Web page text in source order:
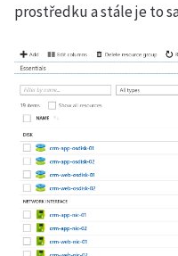
prostředku a stále je to